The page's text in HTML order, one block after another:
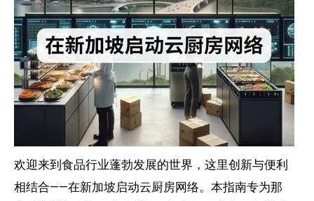
欢迎来到食品行业蓬勃发展的世界，这里创新与便利
相结合——在新加坡启动云厨房网络。本指南专为那